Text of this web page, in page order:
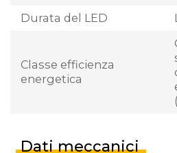
Durata del LED
Classe efficienza
energetica
Dati meccanici